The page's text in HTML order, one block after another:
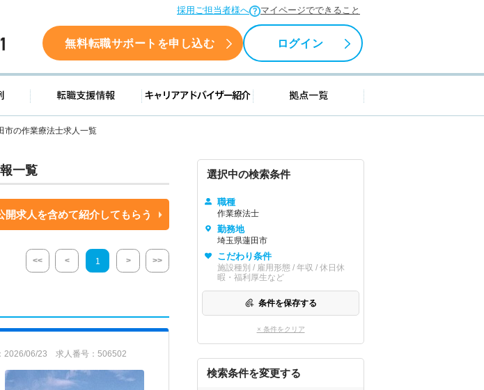
採用ご担当者様へ マイページでできること
0120-941-651 無料転職サポートを申し込む ログイン
転職成功事例 転職支援情報 キャリアアドバイザー紹介 拠点一覧
市の作業療法士求人一覧
一覧
開求人を含めて紹介してもらう
<< < 1 > >>
2026/06/23 求人番号：506502
選択中の検索条件
職種
作業療法士
勤務地
埼玉県蓮田市
こだわり条件
施設種別 / 雇用形態 / 年収 / 休日休
暇・福利厚生など
条件を保存する
× 条件をクリア
検索条件を変更する